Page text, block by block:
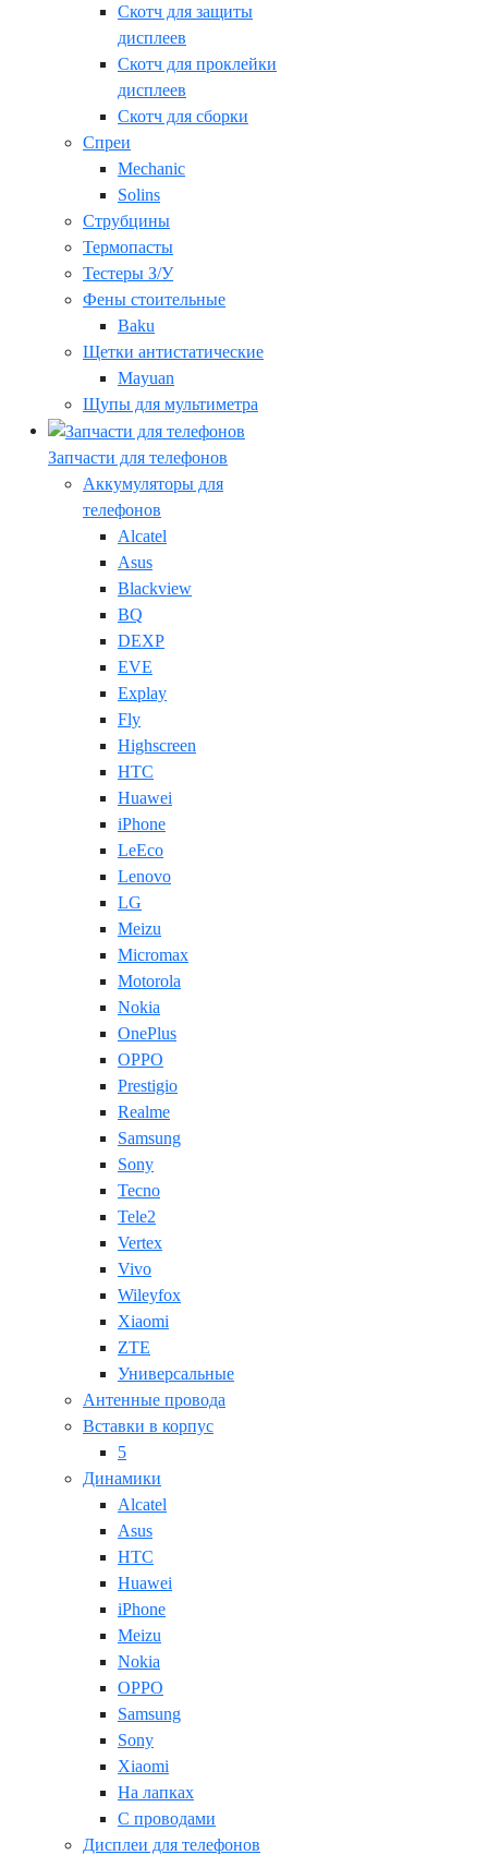
Скотч для защиты
дисплеев
Скотч для проклейки
дисплеев
Скотч для сборки
Спреи
Mechanic
Solins
Струбцины
Термопасты
Тестеры З/У
Фены стоительные
Baku
Щетки антистатические
Mayuan
Щупы для мультиметра
Запчасти для телефонов
Аккумуляторы для
телефонов
Alcatel
Asus
Blackview
BQ
DEXP
EVE
Explay
Fly
Highscreen
HTC
Huawei
iPhone
LeEco
Lenovo
LG
Meizu
Micromax
Motorola
Nokia
OnePlus
OPPO
Prestigio
Realme
Samsung
Sony
Tecno
Tele2
Vertex
Vivo
Wileyfox
Xiaomi
ZTE
Универсальные
Антенные провода
Вставки в корпус
5
Динамики
Alcatel
Asus
HTC
Huawei
iPhone
Meizu
Nokia
OPPO
Samsung
Sony
Xiaomi
На лапках
С проводами
Дисплеи для телефонов